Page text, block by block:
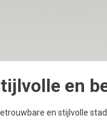
en
en stijlvolle